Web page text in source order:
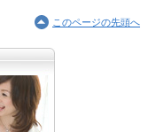
このページの先頭へ